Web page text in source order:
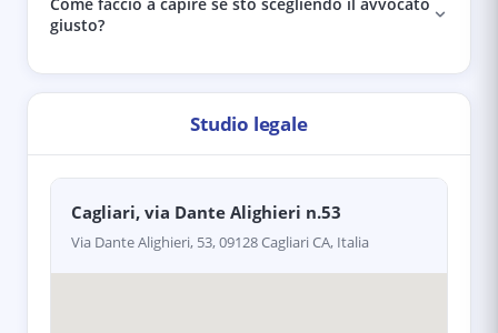
giusto?
Studio legale
Cagliari, via Dante Alighieri n.53
Via Dante Alighieri, 53, 09128 Cagliari CA, Italia